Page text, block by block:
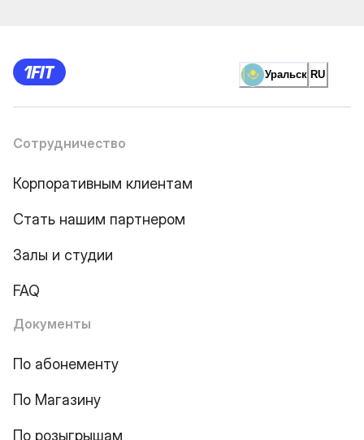
Уральск RU
Сотрудничество
Корпоративным клиентам
Стать нашим партнером
Залы и студии
FAQ
Документы
По абонементу
По Магазину
По розыгрышам